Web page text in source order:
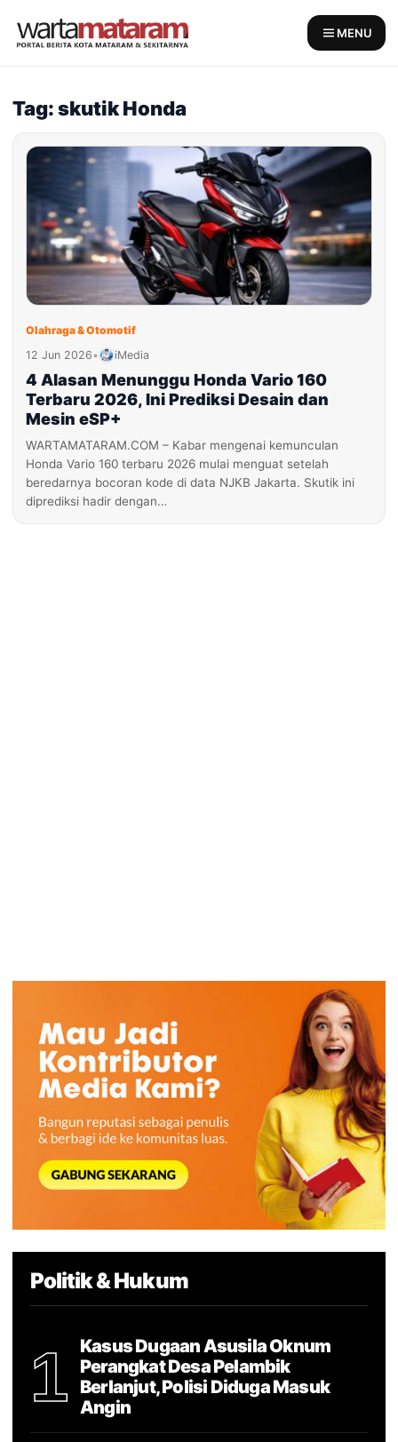
MENU
Tag: skutik Honda
Olahraga & Otomotif
12 Jun 2026• iMedia
4 Alasan Menunggu Honda Vario 160
Terbaru 2026, Ini Prediksi Desain dan
Mesin eSP+
WARTAMATARAM.COM – Kabar mengenai kemunculan
Honda Vario 160 terbaru 2026 mulai menguat setelah
beredarnya bocoran kode di data NJKB Jakarta. Skutik ini
diprediksi hadir dengan…
Politik & Hukum
1
Kasus Dugaan Asusila Oknum
Perangkat Desa Pelambik
Berlanjut, Polisi Diduga Masuk
Angin